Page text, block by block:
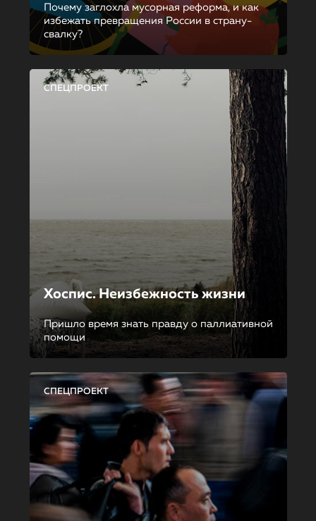
Почему заглохла мусорная реформа, и как
избежать превращения России в страну-
свалку?
СПЕЦПРОЕКТ
Хоспис. Неизбежность жизни
Пришло время знать правду о паллиативной
помощи
СПЕЦПРОЕКТ